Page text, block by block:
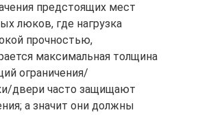
предстоящих мест
люков, где нагрузка
прочностью,
максимальная толщина
ограничения/
двери часто защищают
а значит они должны